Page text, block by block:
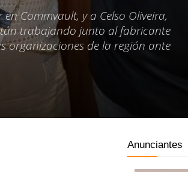
Commvault, y a Celso Oliveira,
trabajando junto al fabricante
organizaciones de la región ante
Anunciantes